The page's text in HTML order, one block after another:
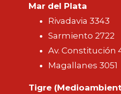
Mar del Plata
Rivadavia 3343
Sarmiento 2722
Av. Constitución
Magallanes 3051
Tigre